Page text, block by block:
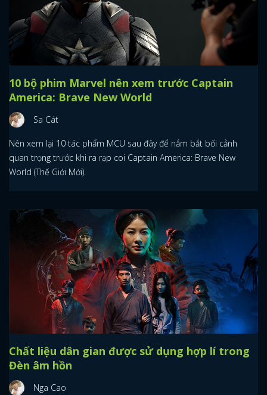
10 bộ phim Marvel nên xem trước Captain
America: Brave New World
Sa Cát
Nên xem lại 10 tác phẩm MCU sau đây để nắm bắt bối cảnh
quan trọng trước khi ra rạp coi Captain America: Brave New
World (Thế Giới Mới).
Chất liệu dân gian được sử dụng hợp lí trong
Đèn âm hồn
Nga Cao